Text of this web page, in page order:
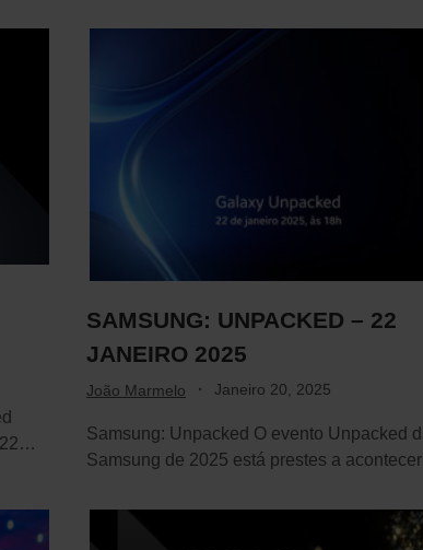
SAMSUNG: UNPACKED – 22
JANEIRO 2025
João Marmelo · Janeiro 20, 2025
Samsung: Unpacked O evento Unpacked
Samsung de 2025 está prestes a